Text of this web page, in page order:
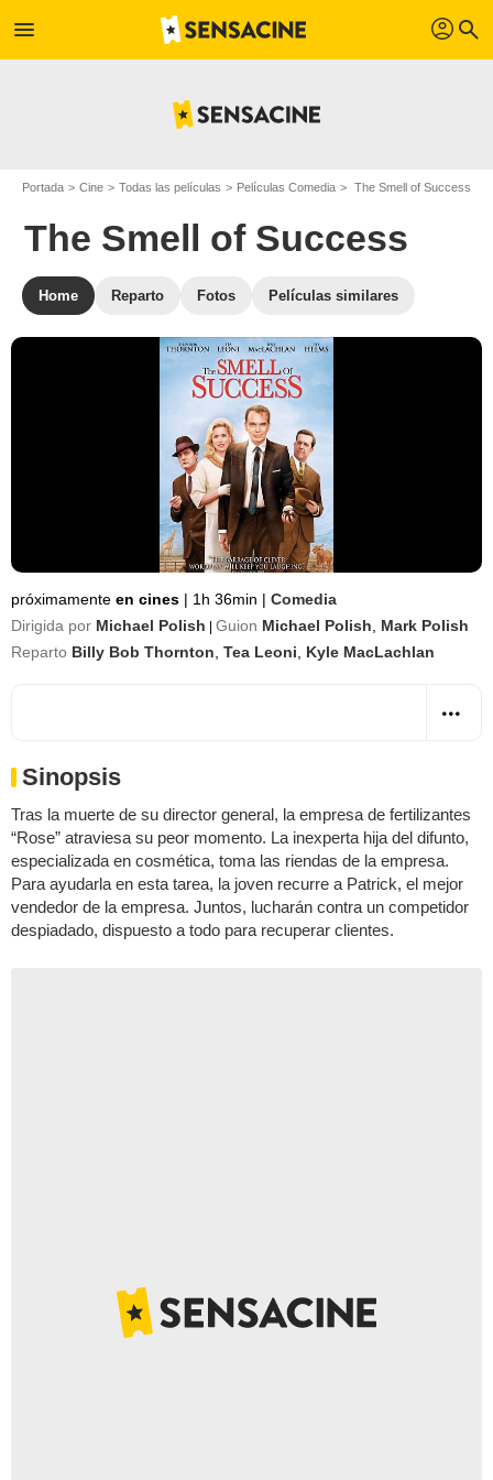
menu profil search
Portada Cine Todas las películas Películas Comedia The Smell of Success
The Smell of Success
Home Reparto Fotos Películas similares
próximamente en cines | 1h 36min | Comedia
Dirigida por Michael Polish Guion Michael Polish
Mark Polish
Reparto Billy Bob Thornton Tea Leoni Kyle MacLachlan
Sinopsis
Tras la muerte de su director general, la empresa de fertilizantes
“Rose” atraviesa su peor momento. La inexperta hija del difunto,
especializada en cosmética, toma las riendas de la empresa.
Para ayudarla en esta tarea, la joven recurre a Patrick, el mejor
vendedor de la empresa. Juntos, lucharán contra un competidor
despiadado, dispuesto a todo para recuperar clientes.